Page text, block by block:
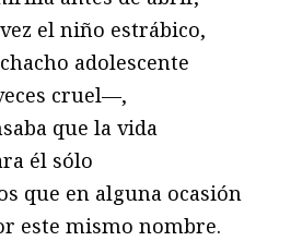
el niño estrábico,
adolescente
cruel—,
que la vida
él sólo
que en alguna ocasión
este mismo nombre.